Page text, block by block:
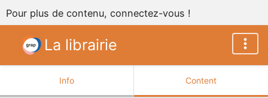
Pour plus de contenu, connectez-vous !
La librairie
Info Content